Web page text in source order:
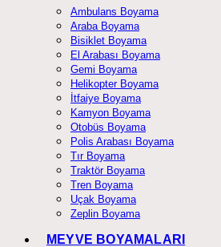
Ambulans Boyama
Araba Boyama
Bisiklet Boyama
El Arabası Boyama
Gemi Boyama
Helikopter Boyama
İtfaiye Boyama
Kamyon Boyama
Otobüs Boyama
Polis Arabası Boyama
Tır Boyama
Traktör Boyama
Tren Boyama
Uçak Boyama
Zeplin Boyama
MEYVE BOYAMALARI